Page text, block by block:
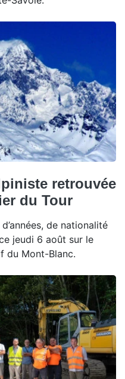
retrouvée
du Tour
de nationalité
jeudi 6 août sur le
du Mont-Blanc.